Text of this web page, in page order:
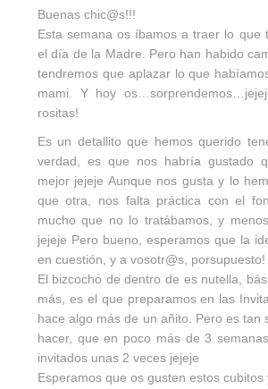
Buenas chic@s!!!
Esta semana os íbamos a traer lo que
el día de la Madre. Pero han habido
tendremos que aplazar lo que
mami. Y hoy
rositas!
Es un detallito que hemos querido
verdad, es que nos habría gustado
mejor jejeje Aunque nos gusta y lo
que otra, nos falta práctica con el
mucho que no lo tratábamos, y
jejeje Pero bueno, esperamos que la
en cuestión, y a vosotr@s, porsupuesto!
El bizcocho de dentro de es nutella,
más, es el que preparamos en las
hace algo más de un añito. Pero es tan
hacer, que en poco más de 3
invitados unas 2 veces jejeje
Esperamos que os gusten estos cubitos